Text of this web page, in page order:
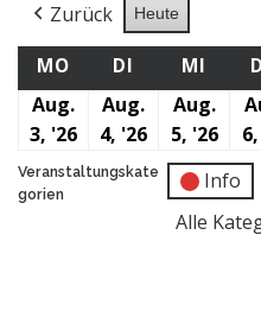
Zurück Heute
MO MONTAG
DI DIENSTAG
MI
Aug.
3, '26
August
Aug.
4, '26
August
2026
Aug.
5, '265.
2026
Veranstaltungskate
gorien
Info
Alle